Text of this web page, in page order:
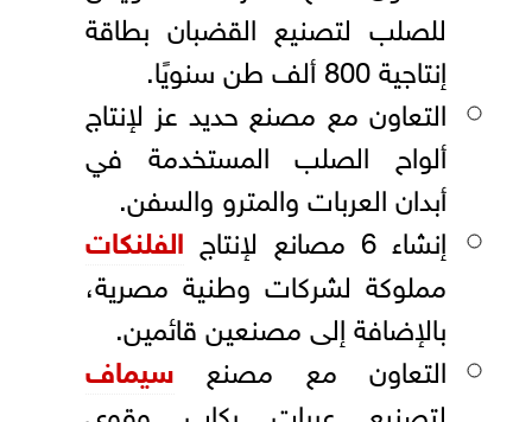
للصلب لتصنيع القضبان بطاقة
إنتاجية 800 ألف طن سنويًا.
التعاون مع مصنع حديد عز لإنتاج
ألواح الصلب المستخدمة في
أبدان العربات والمترو والسفن.
إنشاء 6 مصانع لإنتاج
الفلنكات
مملوكة لشركات وطنية مصرية،
بالإضافة إلى مصنعين قائمين.
التعاون مع مصنع سيماف
لتصنيع عربات ركاب وقوى